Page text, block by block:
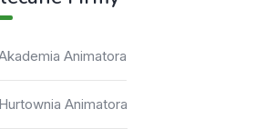
Animatora
Hurtownia Animatora